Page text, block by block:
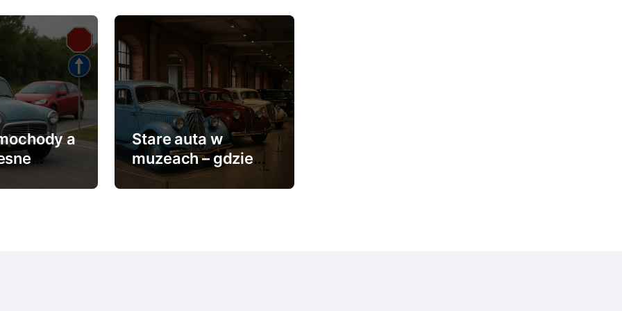
a
Stare auta w
muzeach – gdzie
warto pojechać